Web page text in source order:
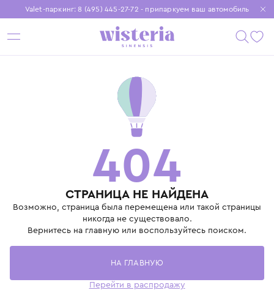
Valet-паркинг: 8 (495) 445-27-72 - припаркуем ваш автомобиль
Бесплатная доставка при заказе от 15 000 ₽
Установите приложение, чтобы покупки были еще удобнее
404
СТРАНИЦА НЕ НАЙДЕНА
Возможно, страница была перемещена или такой страницы
никогда не существовало.
Вернитесь на главную или воспользуйтесь поиском.
НА ГЛАВНУЮ
Перейти в распродажу